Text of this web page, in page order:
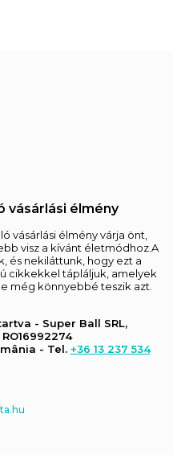
vásárlási élmény
vásárlási élmény várja önt,
visz a kívánt életmódhoz.A
és nekiláttunk, hogy ezt a
cikkekkel tápláljuk, amelyek
még könnyebbé teszik azt.
- Super Ball SRL,
- Tel. +36 13 237 534